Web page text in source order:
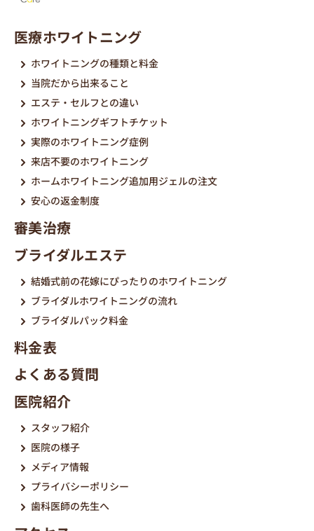
医療ホワイトニング
ホワイトニングの種類と料金
当院だから出来ること
エステ・セルフとの違い
ホワイトニングギフトチケット
実際のホワイトニング症例
来店不要のホワイトニング
ホームホワイトニング追加用ジェルの注文
安心の返金制度
審美治療
ブライダルエステ
結婚式前の花嫁にぴったりのホワイトニング
ブライダルホワイトニングの流れ
ブライダルパック料金
料金表
よくある質問
医院紹介
スタッフ紹介
医院の様子
メディア情報
プライバシーポリシー
歯科医師の先生へ